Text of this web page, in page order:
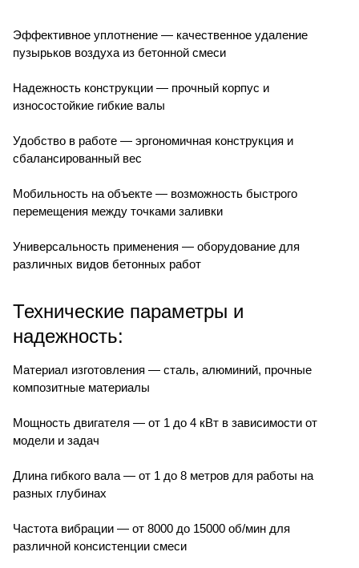
Эффективное уплотнение — качественное удаление
пузырьков воздуха из бетонной смеси
Надежность конструкции — прочный корпус и
износостойкие гибкие валы
Удобство в работе — эргономичная конструкция и
сбалансированный вес
Мобильность на объекте — возможность быстрого
перемещения между точками заливки
Универсальность применения — оборудование для
различных видов бетонных работ
Технические параметры и
надежность:
Материал изготовления — сталь, алюминий, прочные
композитные материалы
Мощность двигателя — от 1 до 4 кВт в зависимости от
модели и задач
Длина гибкого вала — от 1 до 8 метров для работы на
разных глубинах
Частота вибрации — от 8000 до 15000 об/мин для
различной консистенции смеси